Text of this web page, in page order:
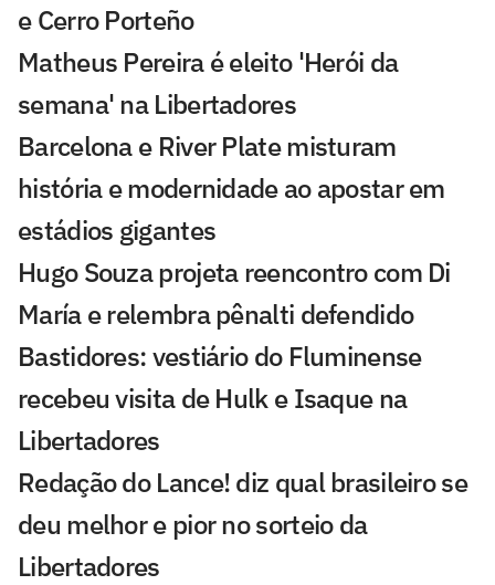
e Cerro Porteño
Matheus Pereira é eleito 'Herói da
semana' na Libertadores
Barcelona e River Plate misturam
história e modernidade ao apostar em
estádios gigantes
Hugo Souza projeta reencontro com Di
María e relembra pênalti defendido
Bastidores: vestiário do Fluminense
recebeu visita de Hulk e Isaque na
Libertadores
Redação do Lance! diz qual brasileiro se
deu melhor e pior no sorteio da
Libertadores